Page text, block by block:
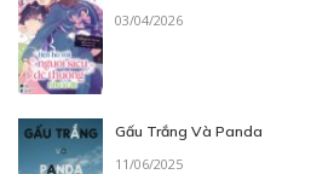
03/04/2026
Gấu Trắng Và Panda
11/06/2025